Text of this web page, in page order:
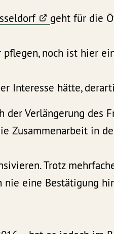
geht für die
noch ist hier
Interesse hätte,
der Verlängerung des
Zusammenarbeit in
Trotz
nie eine Bestätigung